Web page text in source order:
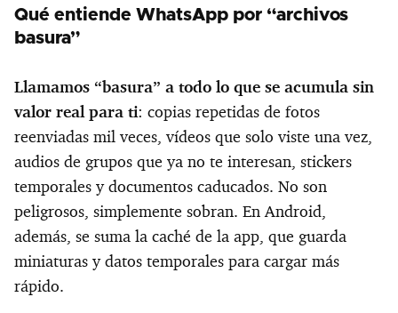
Qué entiende WhatsApp por “archivos
basura”
Llamamos “basura” a todo lo que se acumula sin
valor real para ti: copias repetidas de fotos
reenviadas mil veces, vídeos que solo viste una vez,
audios de grupos que ya no te interesan, stickers
temporales y documentos caducados. No son
peligrosos, simplemente sobran. En Android,
además, se suma la caché de la app, que guarda
miniaturas y datos temporales para cargar más
rápido.